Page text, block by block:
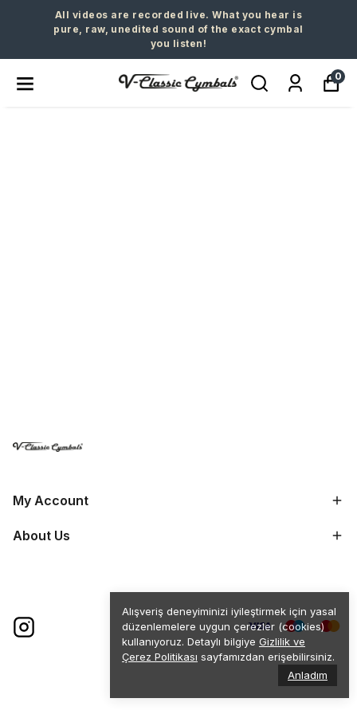
All videos are recorded live. What you hear is
pure, raw, unedited sound of the exact cymbal
you listen!
0
Alışveriş deneyiminizi iyileştirmek için yasal
düzenlemelere uygun çerezler (cookies)
kullanıyoruz. Detaylı bilgiye Gizlilik ve
Çerez Politikası sayfamızdan erişebilirsiniz.
Anladım
My Account
About Us